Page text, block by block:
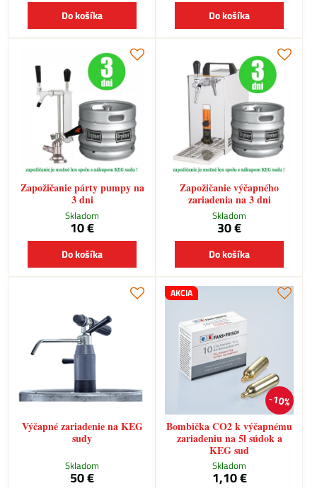
Do košíka Do košíka
Zapožičanie párty pumpy na
3 dni
Skladom
10 €
Do košíka
Zapožičanie výčapného
zariadenia na 3 dni
Skladom
30 €
Do košíka
Výčapné zariadenie na KEG
sudy
Skladom
50 €
10%
AKCIA
Bombička CO2 k výčapnému
zariadeniu na 5l súdok a
KEG sud
Skladom
1,10 €